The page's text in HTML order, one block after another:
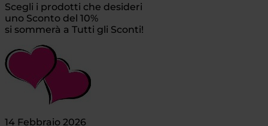
Scegli i prodotti che desideri
uno Sconto del 10%
si sommerà a Tutti gli Sconti!
14 Febbraio 2026